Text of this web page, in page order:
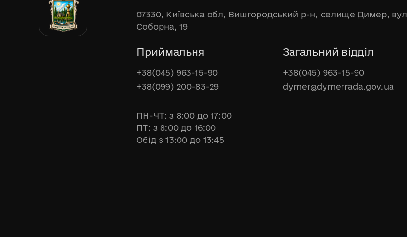
07330, Київська обл, Вишгородський р-н, селище Димер, вул.
Соборна, 19
Приймальня
+38(045) 963-15-90
+38(099) 200-83-29
ПН-ЧТ: з 8:00 до 17:00
ПТ: з 8:00 до 16:00
Обід з 13:00 до 13:45
Загальний відділ
+38(045) 963-15-90
dymer@dymerrada.gov.ua